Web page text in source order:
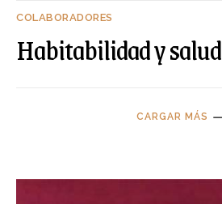
COLABORADORES
Habitabilidad y salud
CARGAR MÁS